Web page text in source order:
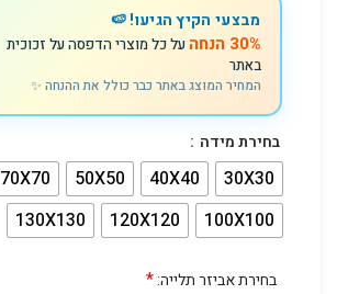
מבצעי הקיץ הגיעו! 🍉
30% הנחה
על כל מוצרי הדפסה על זכוכית
באתר
המחיר המוצג באתר כבר כולל את ההנחה ✨
בחירת מידה
30X30
40X40
50X50
70X70
100X100
120X120
130X130
בחירת אביזר תלייה:*